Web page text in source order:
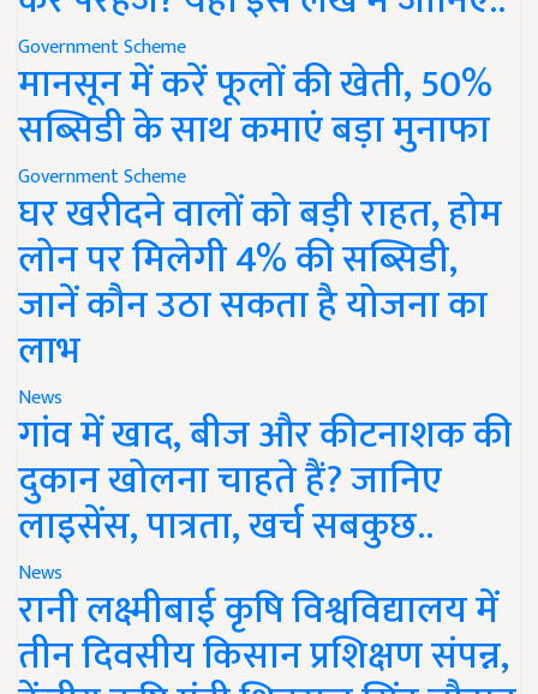
Government Scheme
मानसून में करें फूलों की खेती, 50%
सब्सिडी के साथ कमाएं बड़ा मुनाफा
Government Scheme
घर खरीदने वालों को बड़ी राहत, होम
लोन पर मिलेगी 4% की सब्सिडी,
जानें कौन उठा सकता है योजना का
लाभ
News
गांव में खाद, बीज और कीटनाशक की
दुकान खोलना चाहते हैं? जानिए
लाइसेंस, पात्रता, खर्च सबकुछ..
News
रानी लक्ष्मीबाई कृषि विश्वविद्यालय में
तीन दिवसीय किसान प्रशिक्षण संपन्न,